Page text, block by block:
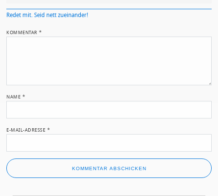
Redet mit. Seid nett zueinander!
KOMMENTAR*
NAME *
E-MAIL-ADRESSE *